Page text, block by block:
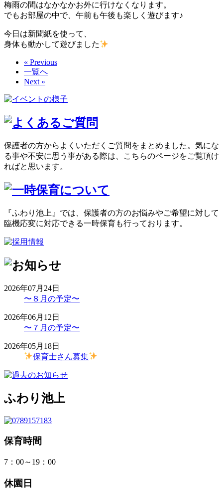
梅雨の間はなかなかお外に行けなくなります。
でもお部屋の中で、午前も午後も楽しく遊びます♪
今日は新聞紙を使って、
身体も動かして遊びました
« Previous
一覧へ
Next »
保護者の方からよくいただくご質問をまとめました。気にな
る事や不安に思う事がある際は、こちらのページをご覧頂け
ればと思います。
『ふわり池上』では、保護者の方のお悩みやご希望に対して
臨機応変に対応できる一時保育も行っております。
2026年07月24日
〜８月の予定〜
2026年06月12日
〜７月の予定〜
2026年05月18日
保育士さん募集
ふわり池上
保育時間
7：00～19：00
休園日